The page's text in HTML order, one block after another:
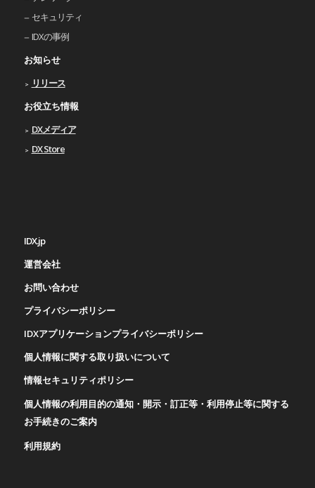
セキュリティ
IDXの事例
お知らせ
リリース
お役立ち情報
DXメディア
DX Store
IDX.jp
運営会社
お問い合わせ
プライバシーポリシー
IDXアプリケーションプライバシーポリシー
個人情報に関する取り扱いについて
情報セキュリティポリシー
個人情報の利用目的の通知・開示・訂正等・利用停止等に関する
お手続きのご案内
利用規約